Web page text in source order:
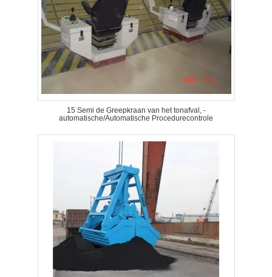
15 Semi de Greepkraan van het tonafval, -
automatische/Automatische Procedurecontrole